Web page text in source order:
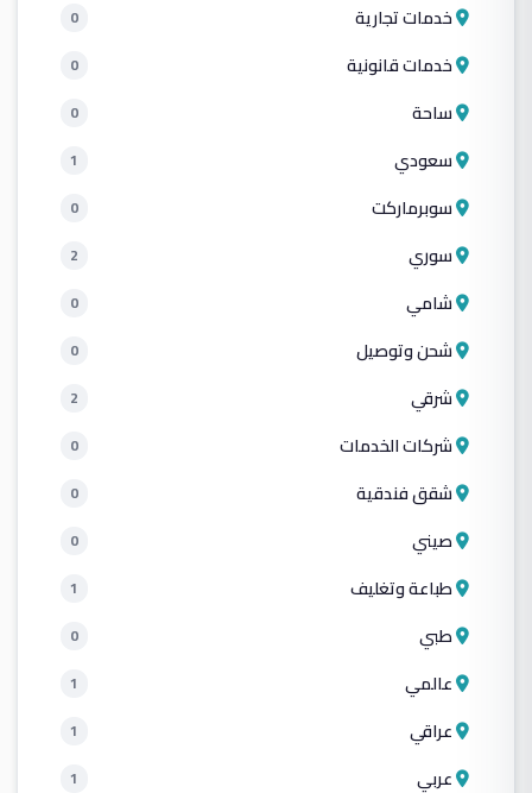
خدمات تجارية 0
خدمات قانونية 0
ساحة 0
سعودي 1
سوبرماركت 0
سوري 2
شامي 0
شحن وتوصيل 0
شرقي 2
شركات الخدمات 0
شقق فندقية 0
صيني 0
طباعة وتغليف 1
طبي 0
عالمي 1
عراقي 1
عربي 1